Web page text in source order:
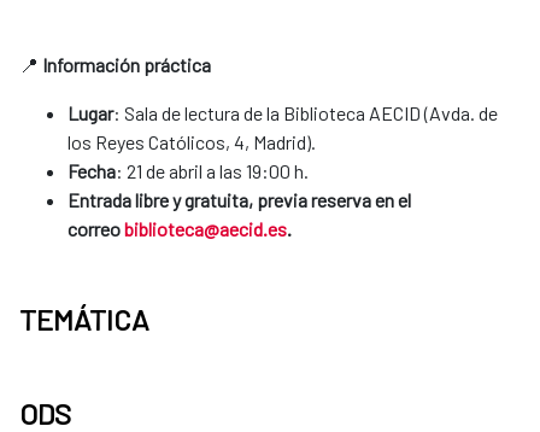
📍 Información práctica
Lugar: Sala de lectura de la Biblioteca AECID (Avda. de
los Reyes Católicos, 4, Madrid).
Fecha: 21 de abril a las 19:00 h.
Entrada libre y gratuita, previa reserva en el
correobiblioteca@aecid.es.
TEMÁTICA
ODS